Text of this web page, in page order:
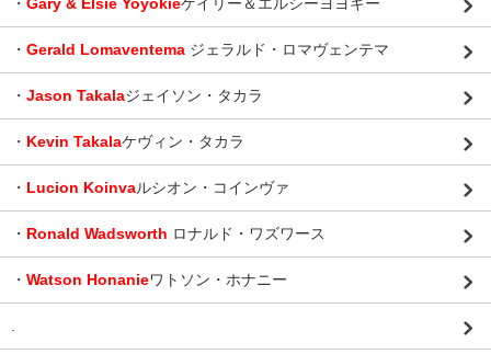
・ Gary & Elsie Yoyokieゲイリー＆エルシーヨヨキー
・ Gerald Lomaventema ジェラルド・ロマヴェンテマ
・ Jason Takalaジェイソン・タカラ
・ Kevin Takalaケヴィン・タカラ
・ Lucion Koinvaルシオン・コインヴァ
・ Ronald Wadsworth ロナルド・ワズワース
・ Watson Honanieワトソン・ホナニー
.